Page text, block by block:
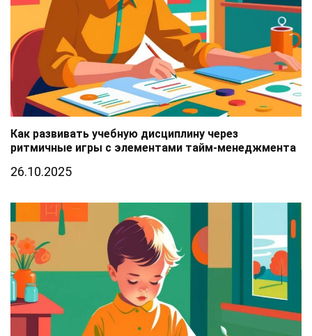
Как развивать учебную дисциплину через
ритмичные игры с элементами тайм-менеджмента
26.10.2025